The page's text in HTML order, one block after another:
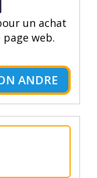
un achat
web.
ANDRE